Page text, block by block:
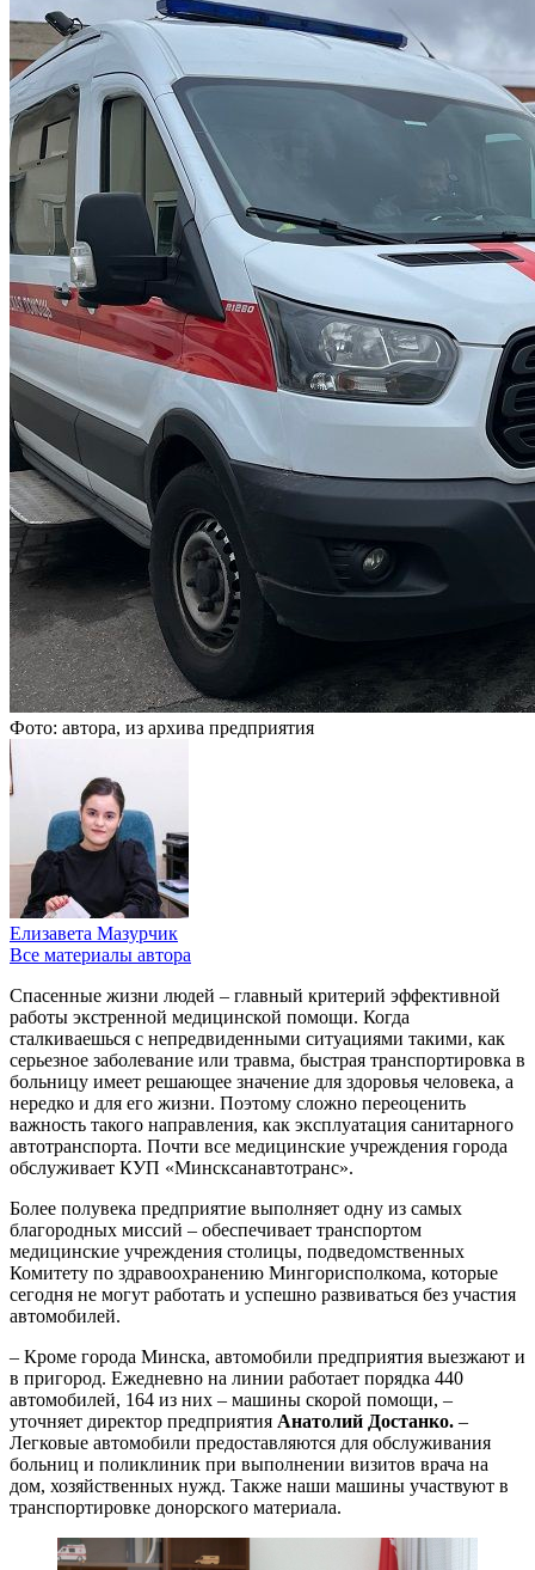
Фото: автора, из архива предприятия
Елизавета Мазурчик
Все материалы автора
Спасенные жизни людей – главный критерий эффективной
работы экстренной медицинской помощи. Когда
сталкиваешься с непредвиденными ситуациями такими, как
серьезное заболевание или травма, быстрая транспортировка в
больницу имеет решающее значение для здоровья человека, а
нередко и для его жизни. Поэтому сложно переоценить
важность такого направления, как эксплуатация санитарного
автотранспорта. Почти все медицинские учреждения города
обслуживает КУП «Минсксанавтотранс».
Более полувека предприятие выполняет одну из самых
благородных миссий – обеспечивает транспортом
медицинские учреждения столицы, подведомственных
Комитету по здравоохранению Мингорисполкома, которые
сегодня не могут работать и успешно развиваться без участия
автомобилей.
– Кроме города Минска, автомобили предприятия выезжают и
в пригород. Ежедневно на линии работает порядка 440
автомобилей, 164 из них – машины скорой помощи, –
уточняет директор предприятия Анатолий Достанко. –
Легковые автомобили предоставляются для обслуживания
больниц и поликлиник при выполнении визитов врача на
дом, хозяйственных нужд. Также наши машины участвуют в
транспортировке донорского материала.